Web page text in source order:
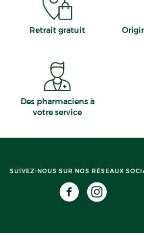
Retrait gratuit
Des pharmaciens à
votre service
SUIVEZ-NOUS SUR NOS RÉSEAUX